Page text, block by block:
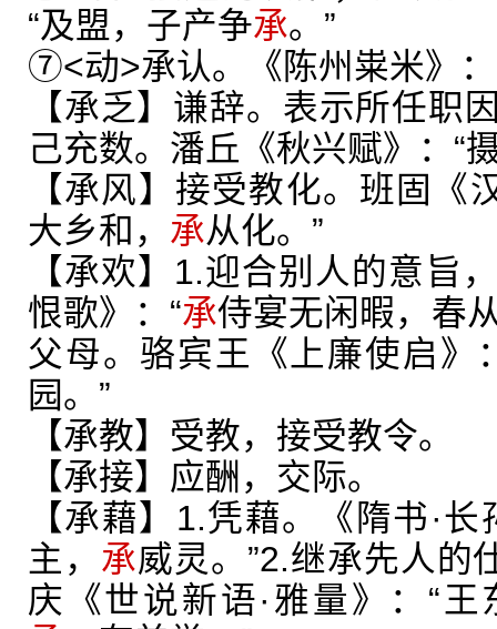
“及盟，子产争承。”
⑦<动>承认。《陈州粜米》
【承乏】谦辞。表示所任职
己充数。潘丘《秋兴赋》：“
【承风】接受教化。班固《
大乡和， 承从化。”
【承欢】1.迎合别人的意旨
恨歌》：“承侍宴无闲暇，春
父母。骆宾王《上廉使启》
园。”
【承教】受教，接受教令。
【承接】应酬，交际。
【承藉】1.凭藉。《隋书·
主， 承威灵。”2.继承先人的
庆《世说新语·雅量》：“